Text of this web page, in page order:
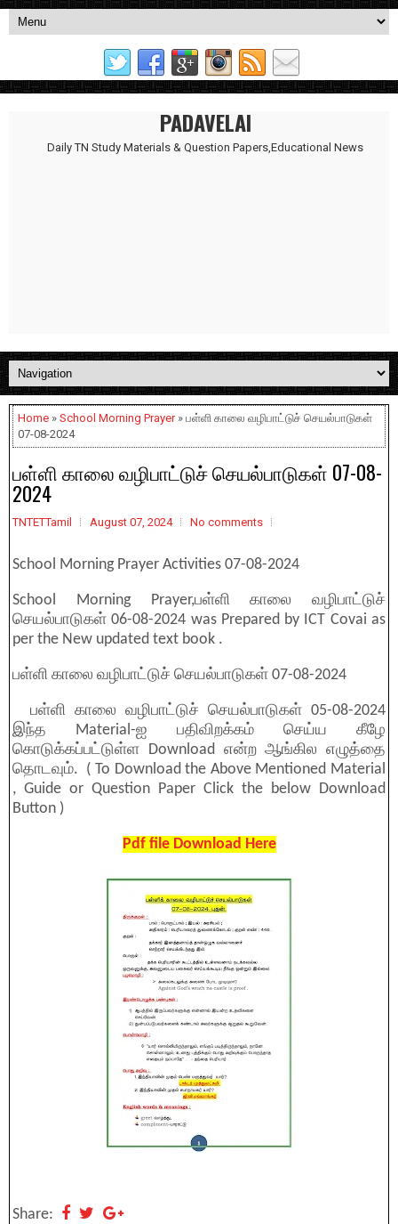
PADAVELAI
Daily TN Study Materials & Question Papers,Educational News
Home » School Morning Prayer» பள்ளி காலை வழிபாட்டுச் செயல்பாடுகள்
07-08-2024
பள்ளி காலை வழிபாட்டுச் செயல்பாடுகள் 07-08-
2024
TNTETTamil August 07, 2024 No comments
School Morning Prayer Activities 07-08-2024
School Morning Prayer,பள்ளி காலை வழிபாட்டுச்
செயல்பாடுகள் 06-08-2024 was Prepared by ICT Covai as
per the New updated text book .
பள்ளி காலை வழிபாட்டுச் செயல்பாடுகள் 07-08-2024
பள்ளி காலை வழிபாட்டுச் செயல்பாடுகள் 05-08-2024
இந்த Material-ஐ பதிவிறக்கம் செய்ய கீழே
கொடுக்கப்பட்டுள்ள Download என்ற ஆங்கில எழுத்தை
தொடவும். ( To Download the Above Mentioned Material
, Guide or Question Paper Click the below Download
Button )
Pdf file Download Here
Share: